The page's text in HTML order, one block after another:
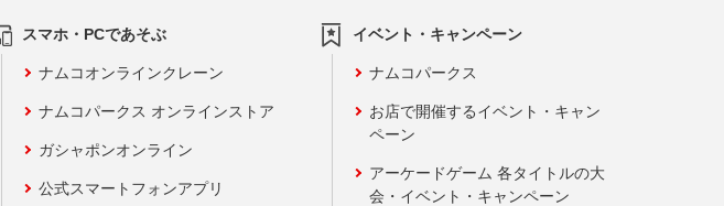
スマホ・PCであそぶ
ナムコオンラインクレーン
ナムコパークス オンラインストア
ガシャポンオンライン
公式スマートフォンアプリ
イベント・キャンペーン
ナムコパークス
お店で開催するイベント・キャン
ペーン
アーケードゲーム 各タイトルの大
会・イベント・キャンペーン